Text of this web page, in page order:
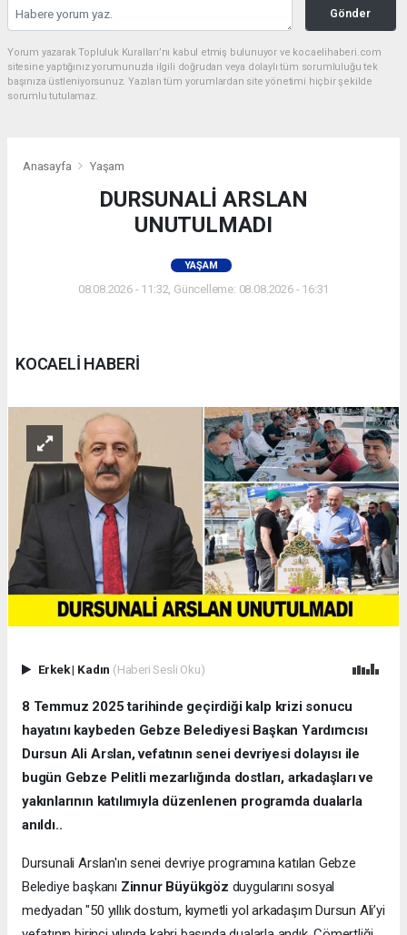
Gönder
Yorum yazarak Topluluk Kuralları’nı kabul etmiş bulunuyor ve kocaelihaberi.com
sitesine yaptığınız yorumunuzla ilgili doğrudan veya dolaylı tüm sorumluluğu tek
başınıza üstleniyorsunuz. Yazılan tüm yorumlardan site yönetimi hiçbir şekilde
sorumlu tutulamaz.
Anasayfa Yaşam
DURSUNALİ ARSLAN
UNUTULMADI
YAŞAM
08.08.2026 - 11:32, Güncelleme: 08.08.2026 - 16:31
KOCAELİ HABERİ
Erkek| Kadın (Haberi Sesli Oku)
8 Temmuz 2025 tarihinde geçirdiği kalp krizi sonucu
hayatını kaybeden Gebze Belediyesi Başkan Yardımcısı
Dursun Ali Arslan, vefatının senei devriyesi dolayısı ile
bugün Gebze Pelitli mezarlığında dostları, arkadaşları ve
yakınlarının katılımıyla düzenlenen programda dualarla
anıldı..
Dursunali Arslan'ın senei devriye programına katılan Gebze
Belediye başkanı Zinnur Büyükgöz duygularını sosyal
medyadan "50 yıllık dostum, kıymetli yol arkadaşım Dursun Ali’yi